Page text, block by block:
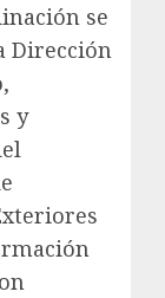
se
Dirección
y